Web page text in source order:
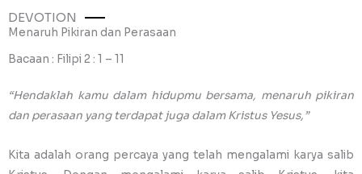
DEVOTION
Menaruh Pikiran dan Perasaan
Bacaan : Filipi 2 : 1 – 11
“Hendaklah kamu dalam hidupmu bersama, menaruh pikiran
dan perasaan yang terdapat juga dalam Kristus Yesus,”
Kita adalah orang percaya yang telah mengalami karya salib